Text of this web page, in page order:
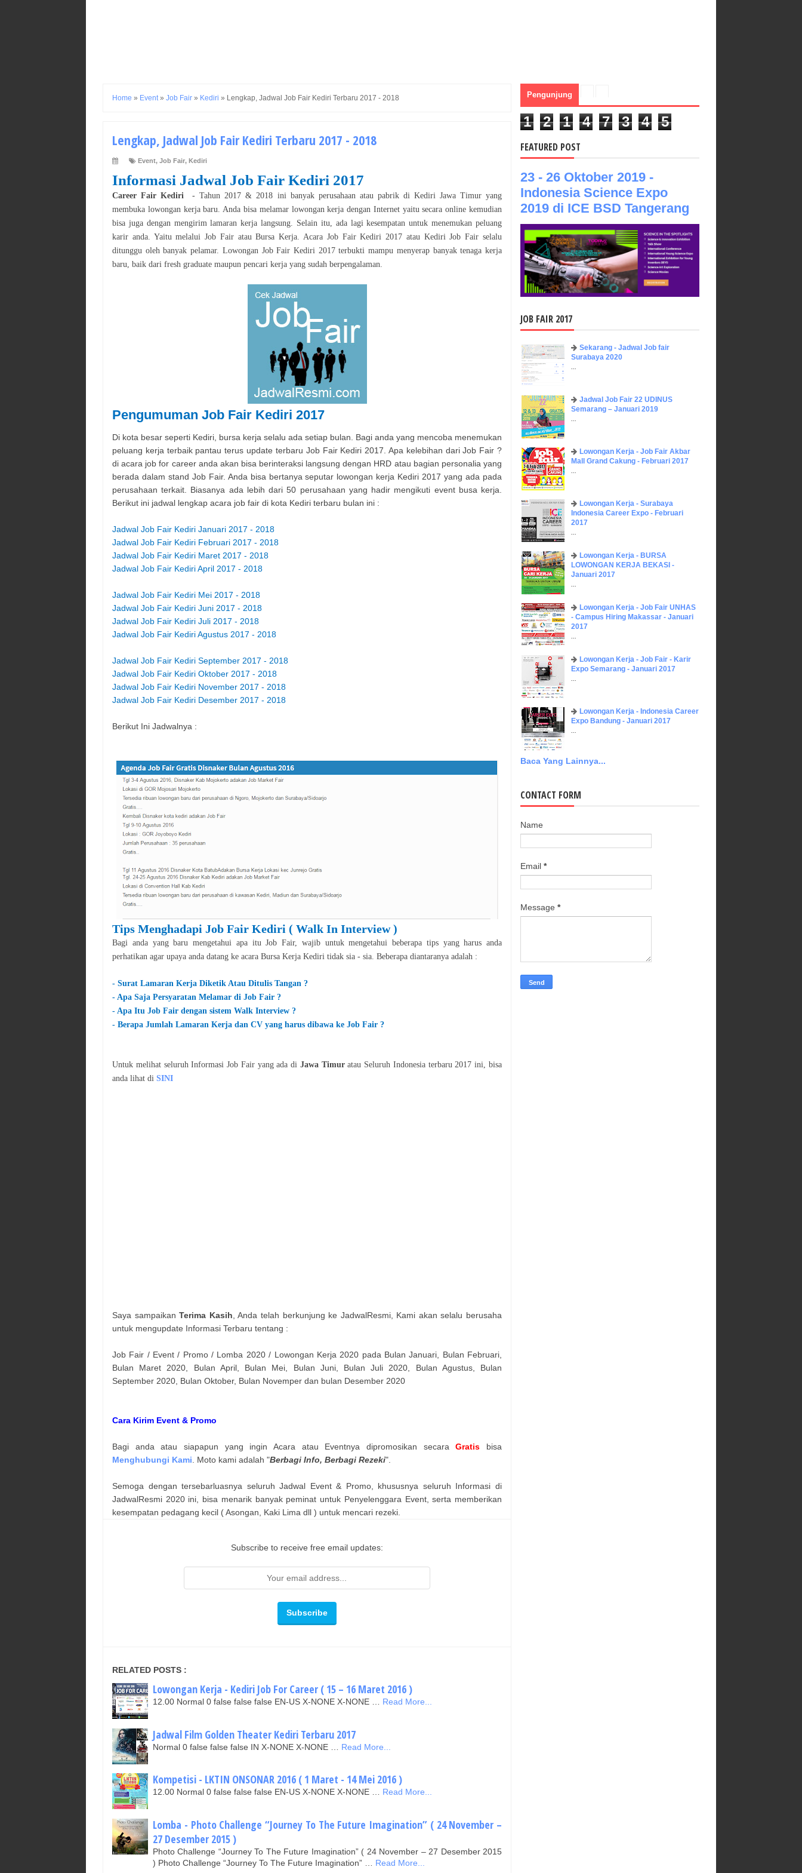
Home » Event » Job Fair » Kediri » Lengkap, Jadwal Job Fair Kediri Terbaru 2017 - 2018
Lengkap, Jadwal Job Fair Kediri Terbaru 2017 - 2018
Event, Job Fair, Kediri
Informasi Jadwal Job Fair Kediri 2017
Career FairKediri - Tahun 201 7 & 2018 ini banyak perusahaan atau pabrik di Kediri Jawa Timur yang
membuka lowongan kerja baru. Anda bisa melamar lowongan kerja dengan Internet yaitu secara online kemudian
bisa juga dengan mengirim lamaran kerja langsung. Selain itu, ada lagi kesempatan untuk menemukan peluang
karir anda. Yaitu melalui Job Fair atau Bursa Kerja. Acara Job FairKediri 201 7 atau Kediri Job Fair selalu
ditunggu oleh banyak pelamar. Lowongan Job Fair Kediri 2017 terbukti mampu menyerap banyak tenaga kerja
baru, baik dari fresh graduate maupun pencari kerja yang sudah berpengalaman.
Pengumuman Job Fair Kediri 2017
Di kota besar seperti Kediri, bursa kerja selalu ada setiap bulan. Bagi anda yang mencoba menemukan
peluang kerja terbaik pantau terus update terbaru Job Fair Kediri 2017. Apa kelebihan dari Job Fair ?
di acara job for career anda akan bisa berinteraksi langsung dengan HRD atau bagian personalia yang
berada dalam stand Job Fair. Anda bisa bertanya seputar lowongan kerja Kediri 2017 yang ada pada
perusahaan terkait. Biasanya ada lebih dari 50 perusahaan yang hadir mengikuti event busa kerja.
Berikut ini jadwal lengkap acara job fair di kota Kediri terbaru bulan ini :
Jadwal Job Fair Kediri Januari 2017 - 2018
Jadwal Job Fair Kediri Februari 2017 - 2018
Jadwal Job Fair Kediri Maret 2017 - 2018
Jadwal Job Fair Kediri April 2017 - 2018
Jadwal Job Fair Kediri Mei 2017 - 2018
Jadwal Job Fair Kediri Juni 2017 - 2018
Jadwal Job Fair Kediri Juli 2017 - 2018
Jadwal Job Fair Kediri Agustus 2017 - 2018
Jadwal Job Fair Kediri September 2017 - 2018
Jadwal Job Fair Kediri Oktober 2017 - 2018
Jadwal Job Fair Kediri November 2017 - 2018
Jadwal Job Fair Kediri Desember 2017 - 2018
Berikut Ini Jadwalnya :
Tips Menghadapi Job Fair Kediri ( Walk In Interview )
Bagi anda yang baru mengetahui apa itu Job Fair, wajib untuk mengetahui beberapa tips yang harus anda
perhatikan agar upaya anda datang ke acara Bursa Kerja Kediri tidak sia - sia. Beberapa diantaranya adalah :
- Surat Lamaran Kerja Diketik Atau Ditulis Tangan ?
- Apa Saja Persyaratan Melamar di Job Fair ?
- Apa Itu Job Fair dengan sistem Walk Interview ?
- Berapa Jumlah Lamaran Kerja dan CV yang harus dibawa ke Job Fair ?
Untuk melihat seluruh Informasi Job Fair yang ada di Jawa Timur atau Seluruh Indonesia terbaru 2017 ini, bisa
anda lihat di SINI
Saya sampaikanTerima Kasih, Anda telah berkunjung ke JadwalResmi, Kami akan selalu berusaha
untuk mengupdate Informasi Terbaru tentang :
Job Fair / Event / Promo / Lomba 2020 / Lowongan Kerja 2020 pada Bulan Januari, Bulan Februari,
Bulan Maret 2020, Bulan April, Bulan Mei, Bulan Juni, Bulan Juli 2020, Bulan Agustus, Bulan
September 2020, Bulan Oktober, Bulan Novemper dan bulan Desember 2020
Cara Kirim Event & Promo
Bagi anda atau siapapun yang ingin Acara atau Eventnya dipromosikan secaraGratis bisa
Menghubungi Kami. Moto kami adalah "Berbagi Info, Berbagi Rezeki".
Semoga dengan tersebarluasnya seluruh Jadwal Event & Promo, khususnya seluruh Informasi di
JadwalResmi 2020 ini, bisa menarik banyak peminat untuk Penyelenggara Event, serta memberikan
kesempatan pedagang kecil ( Asongan, Kaki Lima dll ) untuk mencari rezeki.
Subscribe to receive free email updates:
RELATED POSTS :
Lowongan Kerja - Kediri Job For Career ( 15 – 16 Maret 2016 )
12.00 Normal 0 false false false EN-US X-NONE X-NONE … Read More...
Jadwal Film Golden Theater Kediri Terbaru 2017
Normal 0 false false false IN X-NONE X-NONE … Read More...
Kompetisi - LKTIN ONSONAR 2016 ( 1 Maret - 14 Mei 2016 )
12.00 Normal 0 false false false EN-US X-NONE X-NONE … Read More...
Lomba - Photo Challenge “Journey To The Future Imagination” ( 24 November –
27 Desember 2015 )
Photo Challenge “Journey To The Future Imagination” ( 24 November – 27 Desember 2015
) Photo Challenge “Journey To The Future Imagination” …
Read More...
Pengunjung
1 2 1 4 7 3 4 5
FEATURED POST
23 - 26 Oktober 2019 -
Indonesia Science Expo
2019 di ICE BSD Tangerang
JOB FAIR 2017
Sekarang - Jadwal Job fair
Surabaya 2020
...
Jadwal Job Fair 22 UDINUS
Semarang – Januari 2019
...
Lowongan Kerja - Job Fair ​Akbar ​
Mall Grand Cakung - Februari 2017
...
Lowongan Kerja - Surabaya
Indonesia Career Expo - Februari
2017
...
Lowongan Kerja - BURSA
LOWONGAN KERJA BEKASI -
Januari 2017
...
Lowongan Kerja - Job Fair UNHAS
- Campus Hiring Makassar - Januari
2017
...
Lowongan Kerja - Job Fair - Karir
Expo Semarang - Januari 2017
...
Lowongan Kerja - Indonesia Career
Expo Bandung - Januari 2017
...
Baca Yang Lainnya...
CONTACT FORM
Name
Email *
Message *